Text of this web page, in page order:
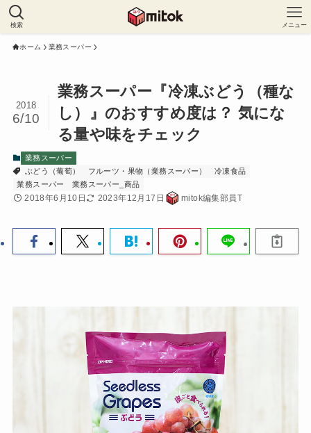
検索 メニュー
ホーム 業務スーパー
業務スーパー『冷凍ぶどう（種な
し）』のおすすめ度は？ 気にな
る量や味をチェック
2018
6/10
業務スーパー
ぶどう（葡萄）
フルーツ・果物（業務スーパー）
冷凍食品
業務スーパー
業務スーパー_商品
2018年6月10日 2023年12月17日 mitok編集部員T